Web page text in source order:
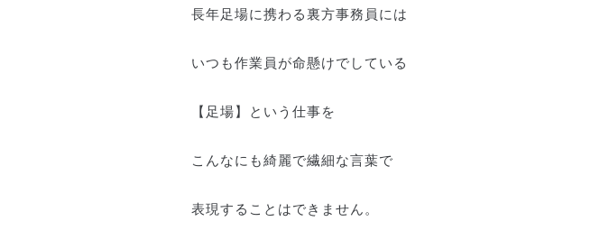
長年足場に携わる裏方事務員には
いつも作業員が命懸けでしている
【足場】という仕事を
こんなにも綺麗で繊細な言葉で
表現することはできません。